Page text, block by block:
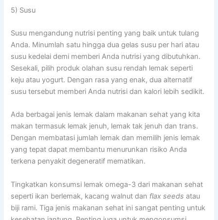
5) Susu
Susu mengandung nutrisi penting yang baik untuk tulang
Anda. Minumlah satu hingga dua gelas susu per hari atau
susu kedelai demi memberi Anda nutrisi yang dibutuhkan.
Sesekali, pilih produk olahan susu rendah lemak seperti
keju atau yogurt. Dengan rasa yang enak, dua alternatif
susu tersebut memberi Anda nutrisi dan kalori lebih sedikit.
Ada berbagai jenis lemak dalam makanan sehat yang kita
makan termasuk lemak jenuh, lemak tak jenuh dan trans.
Dengan membatasi jumlah lemak dan memilih jenis lemak
yang tepat dapat membantu menurunkan risiko Anda
terkena penyakit degeneratif mematikan.
Tingkatkan konsumsi lemak omega-3 dari makanan sehat
seperti ikan berlemak, kacang walnut dan flax seedsatau
biji rami. Tiga jenis makanan sehat ini sangat penting untuk